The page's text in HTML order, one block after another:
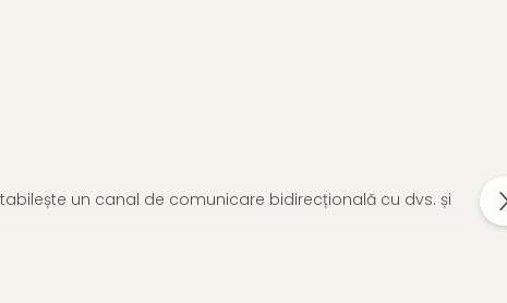
un canal de comunicare bidirecțională cu dvs. și